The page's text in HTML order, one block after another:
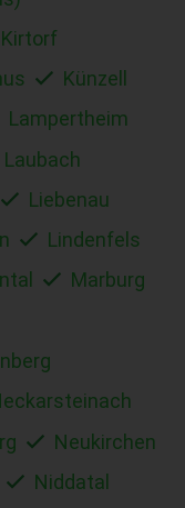
Kirtorf
Künzell
Lampertheim
Laubach
Liebenau
Lindenfels
Marburg
Neukirchen
Niddatal